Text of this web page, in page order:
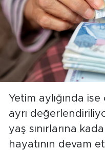
Yetim aylığında
ayrı
yaş sınırlarına
hayatının devam